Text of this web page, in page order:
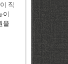
직
이
을